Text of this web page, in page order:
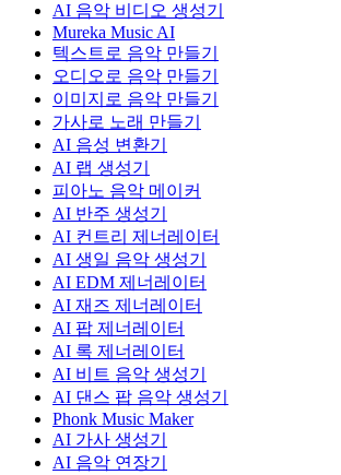
AI 음악 비디오 생성기
Mureka Music AI
텍스트로 음악 만들기
오디오로 음악 만들기
이미지로 음악 만들기
가사로 노래 만들기
AI 음성 변환기
AI 랩 생성기
피아노 음악 메이커
AI 반주 생성기
AI 컨트리 제너레이터
AI 생일 음악 생성기
AI EDM 제너레이터
AI 재즈 제너레이터
AI 팝 제너레이터
AI 록 제너레이터
AI 비트 음악 생성기
AI 댄스 팝 음악 생성기
Phonk Music Maker
AI 가사 생성기
AI 음악 연장기